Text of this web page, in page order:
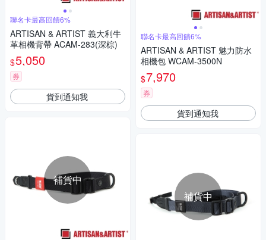
聯名卡最高回饋6%
ARTISAN & ARTIST 義大利牛
革相機背帶 ACAM-283(深棕)
$5,050
券
貨到通知我
補貨中
聯名卡最高回饋6%
ARTISAN & ARTIST 魅力防水
相機包 WCAM-3500N
$7,970
券
貨到通知我
補貨中